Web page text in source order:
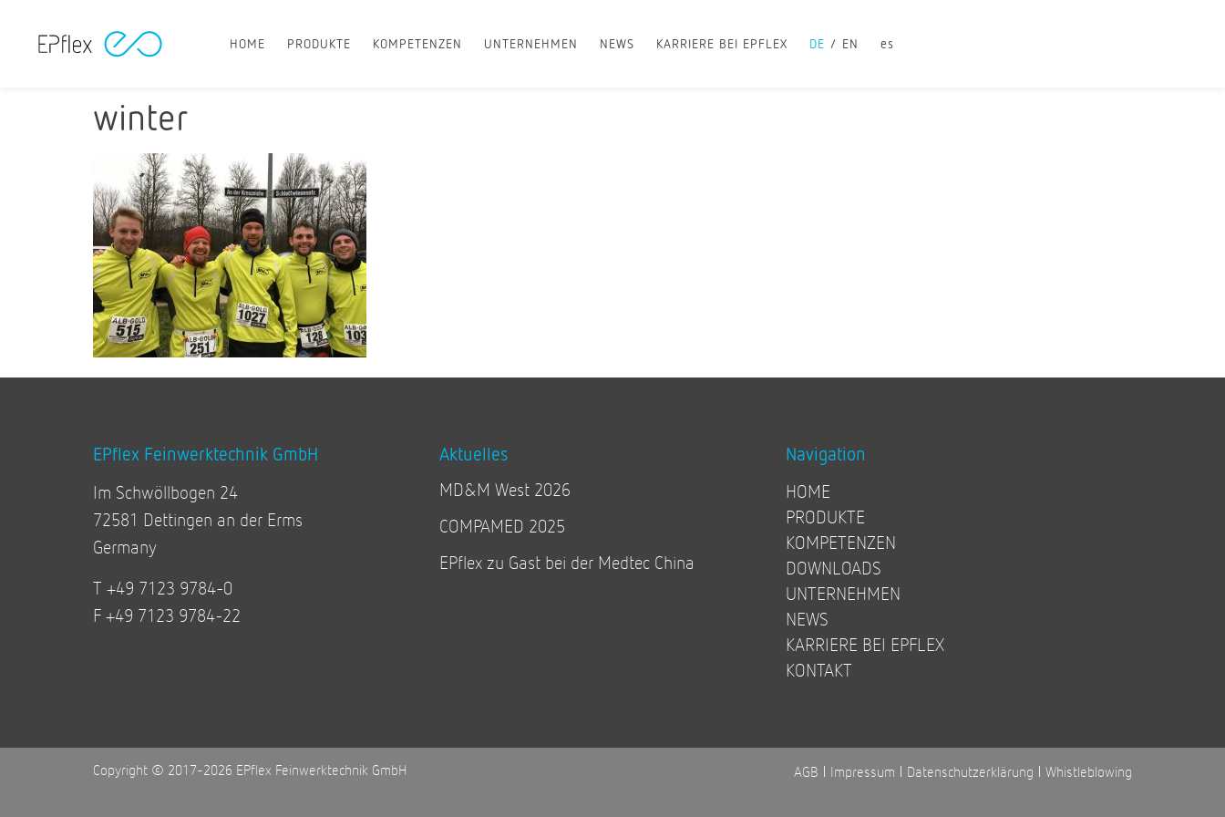
HOME PRODUKTE KOMPETENZEN UNTERNEHMEN NEWS KARRIERE BEI EPFLEX DE EN es
winter
EPflex Feinwerktechnik GmbH
Im Schwöllbogen 24
72581 Dettingen an der Erms
Germany
T +49 7123 9784-0
F +49 7123 9784-22
Aktuelles
MD&M West 2026
COMPAMED 2025
EPflex zu Gast bei der Medtec China
Navigation
HOME
PRODUKTE
KOMPETENZEN
DOWNLOADS
UNTERNEHMEN
NEWS
KARRIERE BEI EPFLEX
KONTAKT
Copyright © 2017-2026 EPflex Feinwerktechnik GmbH AGB Impressum Datenschutzerklärung Whistleblowing